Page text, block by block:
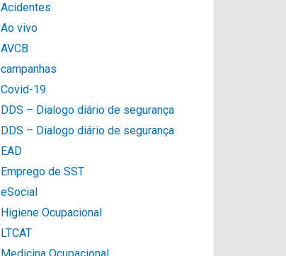
Acidentes
Ao vivo
AVCB
campanhas
Covid-19
DDS – Dialogo diário de segurança
DDS – Dialogo diário de segurança
EAD
Emprego de SST
eSocial
Higiene Ocupacional
LTCAT